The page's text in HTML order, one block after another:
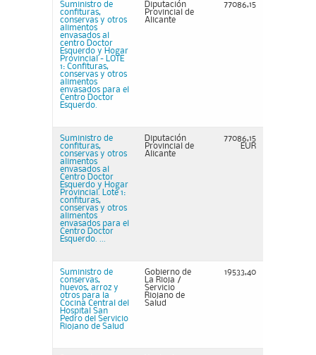
Suministro de
confituras,
conservas y otros
alimentos
envasados al
centro Doctor
Esquerdo y Hogar
Provincial - LOTE
1: Confituras,
conservas y otros
alimentos
envasados para el
Centro Doctor
Esquerdo.
Diputación
Provincial de
Alicante
77086,15
Suministro de
confituras,
conservas y otros
alimentos
envasados al
Centro Doctor
Esquerdo y Hogar
Provincial. Lote 1:
confituras,
conservas y otros
alimentos
envasados para el
Centro Doctor
Esquerdo. ...
Diputación
Provincial de
Alicante
77086,15
EUR
Suministro de
conservas,
huevos, arroz y
otros para la
Cocina Central del
Hospital San
Pedro del Servicio
Riojano de Salud
Gobierno de
La Rioja /
Servicio
Riojano de
Salud
19533,40